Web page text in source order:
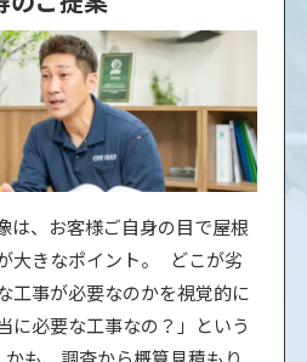
は、お客様ご自身の目で屋根
大きなポイント。 どこが劣
工事が必要なのかを視覚的に
に必要な工事なの？」という